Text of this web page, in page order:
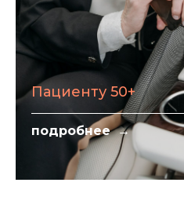
Пациенту 50+
подробнее